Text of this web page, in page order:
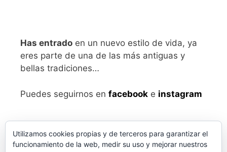
Has entrado en un nuevo estilo de vida, ya
eres parte de una de las más antiguas y
bellas tradiciones…
Puedes seguirnos en facebook e instagram
Utilizamos cookies propias y de terceros para garantizar el
funcionamiento de la web, medir su uso y mejorar nuestros